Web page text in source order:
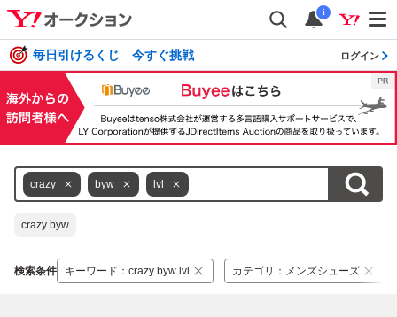
i
毎日引けるくじ 今すぐ挑戦 ログイン
crazy byw lvl
crazy byw
検索条件 キーワード ： crazy byw lvl カテゴリ ： メンズシューズ